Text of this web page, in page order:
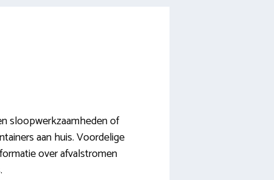
sloopwerkzaamheden of
aan huis. Voordelige
over afvalstromen